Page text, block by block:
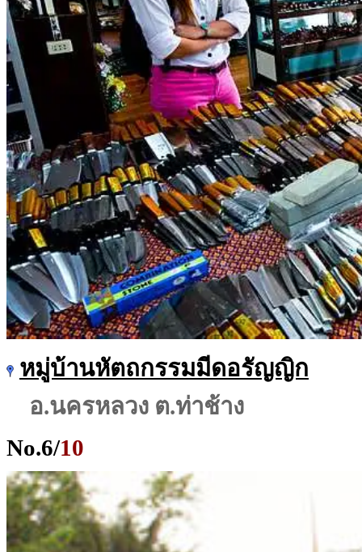
หมู่บ้านหัตถกรรมมีดอรัญญิก
อ.นครหลวง ต.ท่าช้าง
No.6/10